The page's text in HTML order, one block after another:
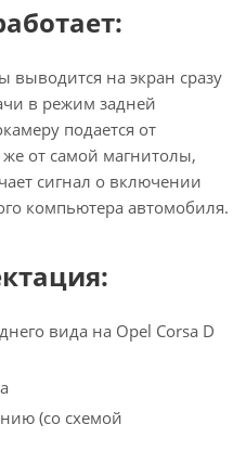
выводится на экран сразу
в режим задней
подается от
от самой магнитолы,
сигнал о включении
компьютера автомобиля.
вида на Opel Corsa D
(со схемой